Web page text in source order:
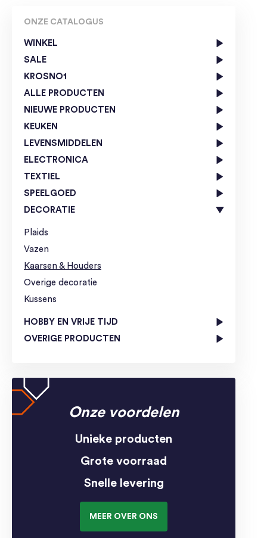
ONZE CATALOGUS
WINKEL
SALE
KROSNO1
ALLE PRODUCTEN
NIEUWE PRODUCTEN
KEUKEN
LEVENSMIDDELEN
ELECTRONICA
TEXTIEL
SPEELGOED
DECORATIE
Plaids
Vazen
Kaarsen & Houders
Overige decoratie
Kussens
HOBBY EN VRIJE TIJD
OVERIGE PRODUCTEN
Onze voordelen
Unieke producten
Grote voorraad
Snelle levering
MEER OVER ONS